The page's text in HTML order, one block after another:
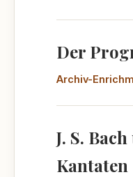
Der
Archiv-
J. S.
Kantaten